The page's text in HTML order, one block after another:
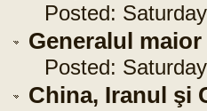
Posted: Saturday
Generalul
Posted: Saturday
China, Iranul şi